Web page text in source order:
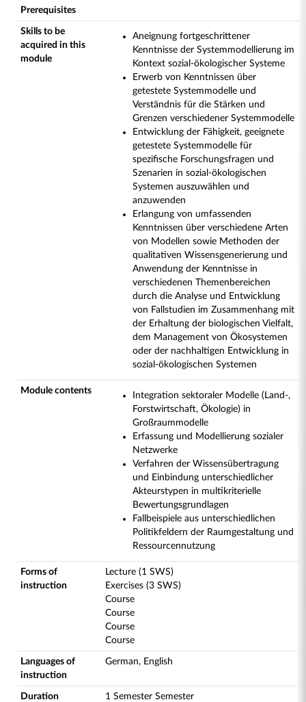
Prerequisites
Skills to be
acquired in this
module
Aneignung fortgeschrittener
Kenntnisse der Systemmodellierung im
Kontext sozial-ökologischer Systeme
Erwerb von Kenntnissen über
getestete Systemmodelle und
Verständnis für die Stärken und
Grenzen verschiedener Systemmodelle
Entwicklung der Fähigkeit, geeignete
getestete Systemmodelle für
spezifische Forschungsfragen und
Szenarien in sozial-ökologischen
Systemen auszuwählen und
anzuwenden
Erlangung von umfassenden
Kenntnissen über verschiedene Arten
von Modellen sowie Methoden der
qualitativen Wissensgenerierung und
Anwendung der Kenntnisse in
verschiedenen Themenbereichen
durch die Analyse und Entwicklung
von Fallstudien im Zusammenhang mit
der Erhaltung der biologischen Vielfalt,
dem Management von Ökosystemen
oder der nachhaltigen Entwicklung in
sozial-ökologischen Systemen
Module contents
Integration sektoraler Modelle (Land-,
Forstwirtschaft, Ökologie) in
Großraummodelle
Erfassung und Modellierung sozialer
Netzwerke
Verfahren der Wissensübertragung
und Einbindung unterschiedlicher
Akteurstypen in multikriterielle
Bewertungsgrundlagen
Fallbeispiele aus unterschiedlichen
Politikfeldern der Raumgestaltung und
Ressourcennutzung
Forms of
instruction
Lecture (1 SWS)
Exercises (3 SWS)
Course
Course
Course
Course
Languages of
instruction
German, English
Duration
1 Semester Semester